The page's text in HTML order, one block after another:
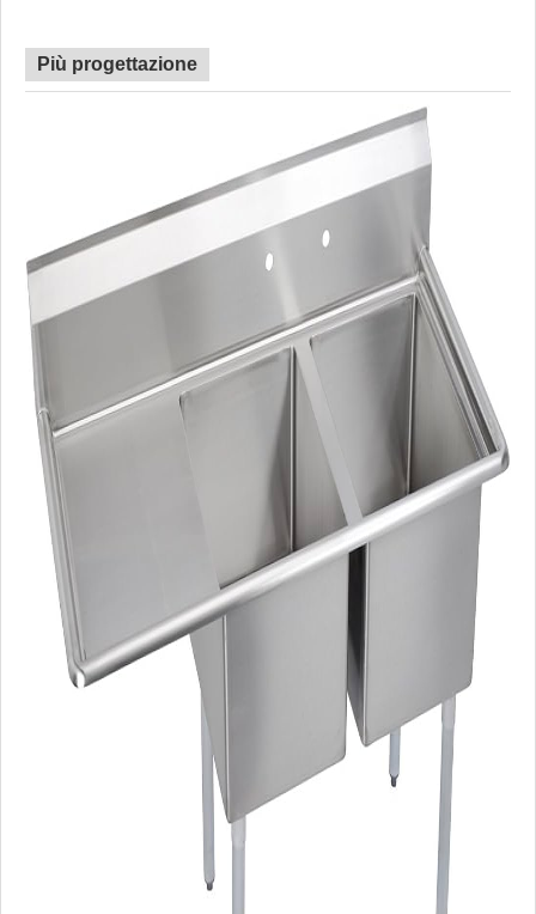
Più progettazione